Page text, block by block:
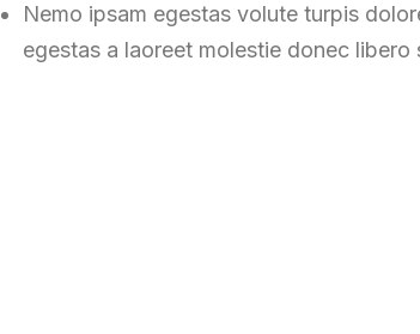
Nemo ipsam egestas volute turpis
egestas a laoreet molestie donec libero